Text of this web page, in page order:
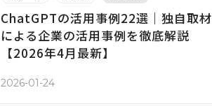
ChatGPTの活用事例22選｜独自取材
による企業の活用事例を徹底解説
【2026年4月最新】
2026-01-24